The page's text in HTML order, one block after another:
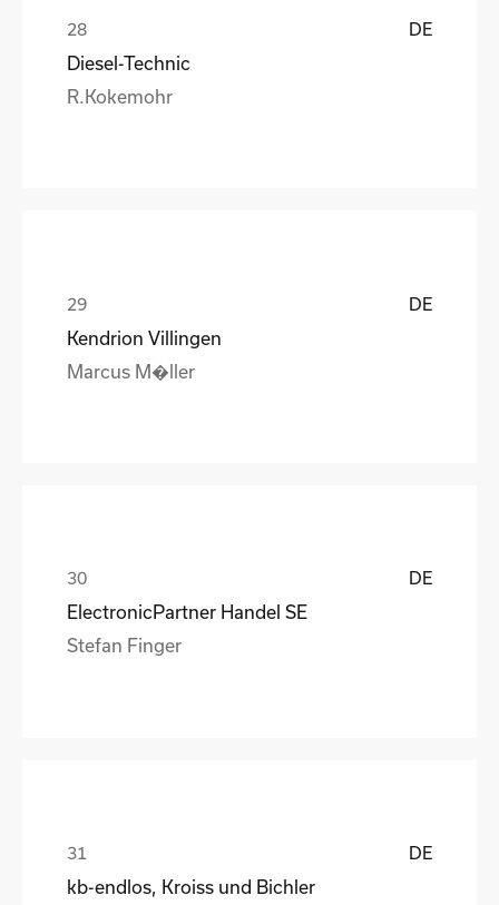
DE
Diesel-Technic
R.Kokemohr
DE
Kendrion Villingen
Marcus M�ller
DE
ElectronicPartner Handel SE
Stefan Finger
DE
kb-endlos, Kroiss und Bichler